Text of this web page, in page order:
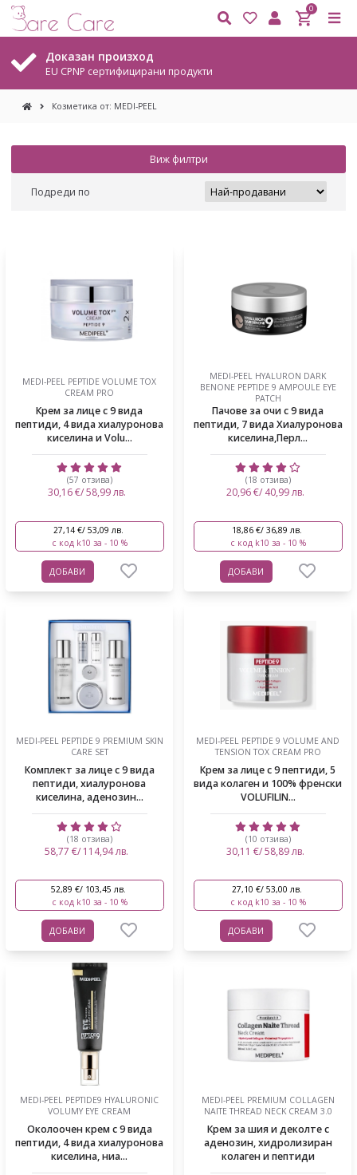
0
Безплатна доставка
На всички поръчки над 20.45 €. / 40,00 лв.
Козметика от: MEDI-PEEL
Виж филтри
Подреди по
MEDI-PEEL PEPTIDE VOLUME TOX
CREAM PRO
Крем за лице с 9 вида
пептиди, 4 вида хиалуронова
киселина и Volu...
(57 отзива)
30,16 €/ 58,99 лв.
27,14 €/ 53,09 лв.
с код k10 за - 10 %
ДОБАВИ
MEDI-PEEL HYALURON DARK
BENONE PEPTIDE 9 AMPOULE EYE
PATCH
Пачове за очи с 9 вида
пептиди, 7 вида Хиалуронова
киселина,Перл...
(18 отзива)
20,96 €/ 40,99 лв.
18,86 €/ 36,89 лв.
с код k10 за - 10 %
ДОБАВИ
MEDI-PEEL PEPTIDE 9 PREMIUM SKIN
CARE SET
Комплект за лице с 9 вида
пептиди, хиалуронова
киселина, аденозин...
(18 отзива)
58,77 €/ 114,94 лв.
52,89 €/ 103,45 лв.
с код k10 за - 10 %
ДОБАВИ
MEDI-PEEL PEPTIDE 9 VOLUME AND
TENSION TOX CREAM PRO
Крем за лице с 9 пептиди, 5
вида колаген и 100% френски
VOLUFILIN...
(10 отзива)
30,11 €/ 58,89 лв.
27,10 €/ 53,00 лв.
с код k10 за - 10 %
ДОБАВИ
MEDI-PEEL PEPTIDE9 HYALURONIC
VOLUMY EYE CREAM
Околоочен крем с 9 вида
пептиди, 4 вида хиалуронова
киселина, ниа...
MEDI-PEEL PREMIUM COLLAGEN
NAITE THREAD NECK CREAM 3.0
Крем за шия и деколте с
аденозин, хидролизиран
колаген и пептиди